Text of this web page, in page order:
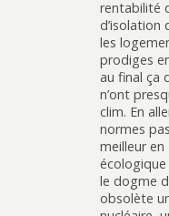
rentabilité
d’isolation
les
prodiges
au final ça
n’ont
clim. En
normes
meilleur en
le dogme
obsolète